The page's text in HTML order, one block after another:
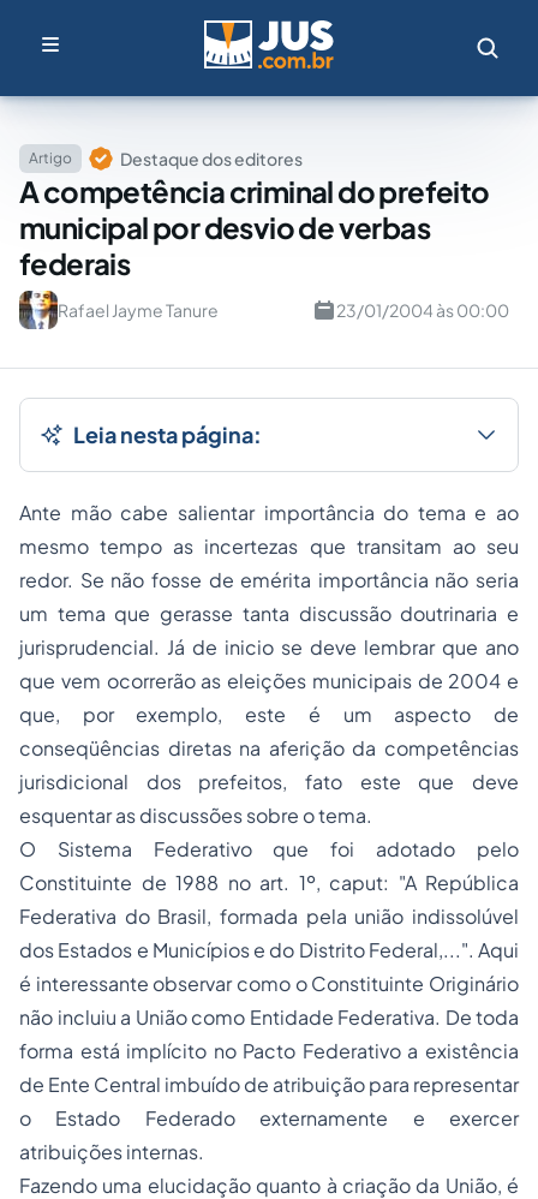
Artigo Destaque dos editores
A competência criminal do prefeito
municipal por desvio de verbas
federais
Rafael Jayme Tanure 23/01/2004 às 00:00
Leia nesta página:
Ante mão cabe salientar importância do tema e ao
mesmo tempo as incertezas que transitam ao seu
redor. Se não fosse de emérita importância não seria
um tema que gerasse tanta discussão doutrinaria e
jurisprudencial. Já de inicio se deve lembrar que ano
que vem ocorrerão as eleições municipais de 2004 e
que, por exemplo, este é um aspecto de
conseqüências diretas na aferição da competências
jurisdicional dos prefeitos, fato este que deve
esquentar as discussões sobre o tema.
O Sistema Federativo que foi adotado pelo
Constituinte de 1988 no art. 1º, caput: "A República
Federativa do Brasil, formada pela união indissolúvel
dos Estados e Municípios e do Distrito Federal,...". Aqui
é interessante observar como o Constituinte Originário
não incluiu a União como Entidade Federativa. De toda
forma está implícito no Pacto Federativo a existência
de Ente Central imbuído de atribuição para representar
o Estado Federado externamente e exercer
atribuições internas.
Fazendo uma elucidação quanto à criação da União, é